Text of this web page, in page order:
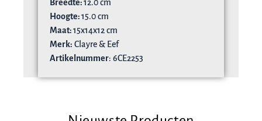
Breedte:12.0 cm
Hoogte:15.0 cm
Maat:15x14x12 cm
Merk: Clayre & Eef
Artikelnummer: 6CE2253